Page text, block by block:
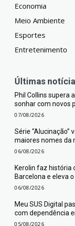
Economia
Meio Ambiente
Esportes
Entretenimento
Últimas
Phil Collins supera
sonhar com novos
07/08/2026
Série “Alucinação”
maiores nomes da
06/08/2026
Kerolin faz história
Barcelona e eleva
06/08/2026
Meu SUS Digital
com dependência
05/08/2026